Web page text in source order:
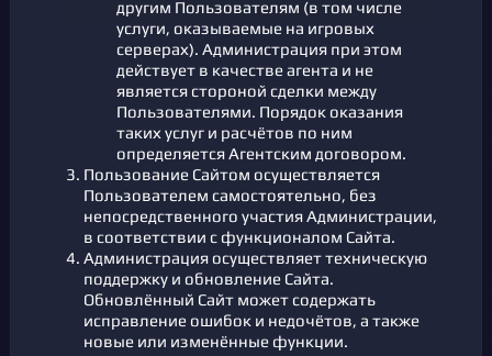
другим Пользователям (в том числе
услуги, оказываемые на игровых
серверах). Администрация при этом
действует в качестве агента и не
является стороной сделки между
Пользователями. Порядок оказания
таких услуг и расчётов по ним
определяется Агентским договором.
Пользование Сайтом осуществляется
Пользователем самостоятельно, без
непосредственного участия Администрации,
в соответствии с функционалом Сайта.
Администрация осуществляет техническую
поддержку и обновление Сайта.
Обновлённый Сайт может содержать
исправление ошибок и недочётов, а также
новые или изменённые функции.